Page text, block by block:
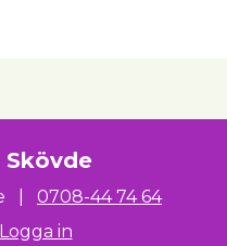
0708-44 74 64
Logga in